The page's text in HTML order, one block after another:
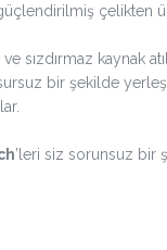
çelikten
sızdırmaz kaynak
bir şekilde
’leri siz sorunsuz bir